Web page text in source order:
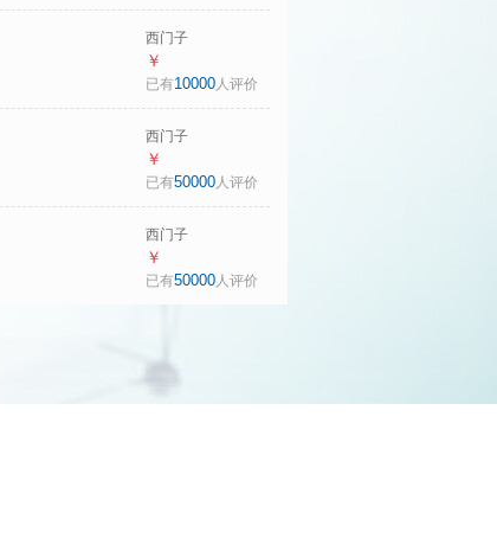
蒸汽除菌 羊毛洗
WN52A1004W
西门子
（SIEMENS）冰立
方504L法式多门机
家用电冰箱
KF89CE163C国家
补贴
￥
已有10000人评价
西门子
（SIEMENS）
279L两门小冰箱小
银 BCD-
279W(KG33NV141C)
国家补贴
￥
已有50000人评价
西门子
（SIEMENS）
【108升级款】小晶
渍 羽绒服洗
WG52H1U00W
￥
已有50000人评价